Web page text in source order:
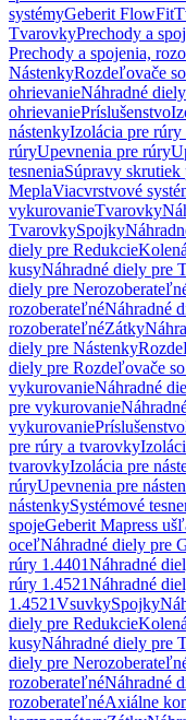
systémyGeberit FlowFit
TvarovkyPrechody a
Prechody a spojenia,
NástenkyRozdeľovače
ohrievanieNáhradné
ohrievaniePríslušenstvo
nástenkyIzolácia pre
rúryUpevnenia pre rúry
tesneniaSúpravy
MeplaViacvrstvové
vykurovanieTvarovky
TvarovkySpojky
diely pre RedukcieKolená
kusyNáhradné diely pre
diely pre
rozoberateľnéNáhradné
rozoberateľnéZátky
diely pre Nástenky
diely pre Rozdeľovače
vykurovanieNáhradné
pre vykurovanie
vykurovaniePríslušenstvo
pre rúry a tvarovky
tvarovkyIzolácia pre
rúryUpevnenia pre
nástenkySystémové
spojeGeberit Mapress
oceľNáhradné diely pre
rúry 1.4401Náhradné
rúry 1.4521Náhradné
1.4521VsuvkySpojky
diely pre RedukcieKolená
kusyNáhradné diely pre
diely pre
rozoberateľnéNáhradné
rozoberateľnéAxiálne